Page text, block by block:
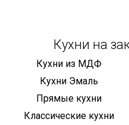
Кухни на
Кухни из МДФ
Кухни Эмаль
Прямые кухни
Классические кухни